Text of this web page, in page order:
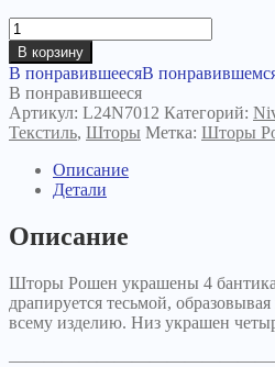
Количество
товара
Шторы
Рошен
бордовые
В корзину
В понравившеесяВ
В понравившееся
Артикул: L24N7012 Категорий:
Текстиль, Шторы Метка: Шторы
Описание
Детали
Описание
Шторы Рошен украшены 4
драпируется тесьмой,
всему изделию. Низ украшен